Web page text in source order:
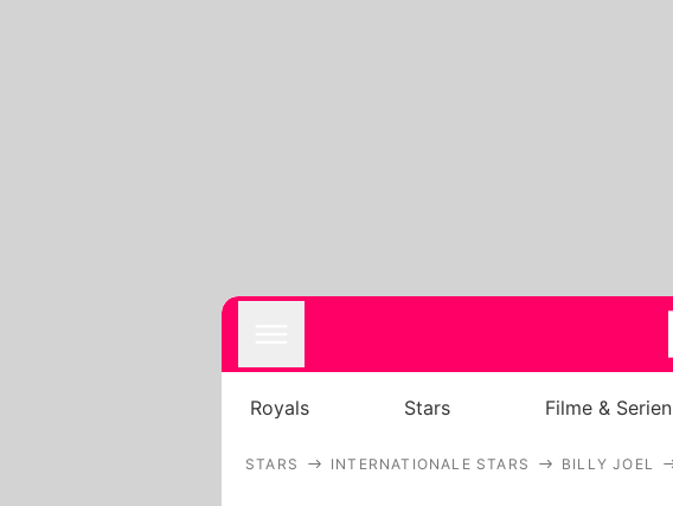
Royals Stars Filme & Serien
STARS INTERNATIONALE STARS BILLY JOEL